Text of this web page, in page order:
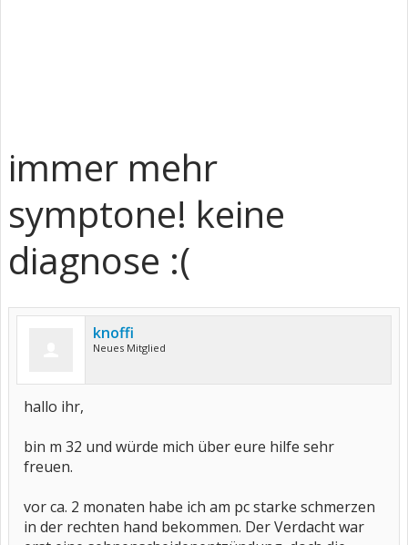
immer mehr
symptone! keine
diagnose :(
knoffi
Neues Mitglied
hallo ihr,
bin m 32 und würde mich über eure hilfe sehr
freuen.
vor ca. 2 monaten habe ich am pc starke schmerzen
in der rechten hand bekommen. Der Verdacht war